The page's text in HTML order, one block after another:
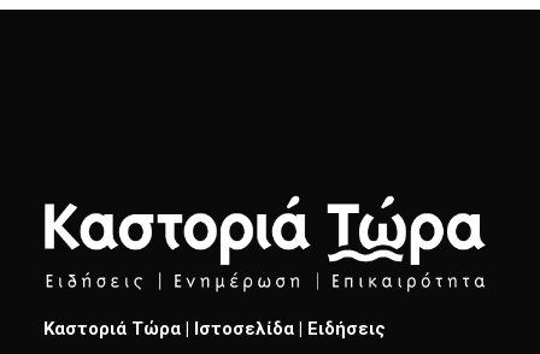
Καστοριά Τώρα | Ιστοσελίδα | Ειδήσεις